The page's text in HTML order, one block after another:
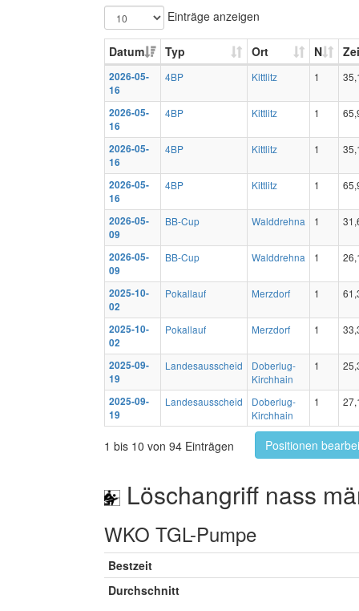
Einträge anzeigen
Datum Typ Ort N
2026-05-
16
4BP Kittlitz 1
2026-05-
16
4BP Kittlitz 1
2026-05-
16
4BP Kittlitz 1
2026-05-
16
4BP Kittlitz 1
2026-05-
09
BB-Cup Walddrehna 1
2026-05-
09
BB-Cup Walddrehna 1
2025-10-
02
Pokallauf Merzdorf 1
2025-10-
02
Pokallauf Merzdorf 1
2025-09-
19
Landesausscheid
Doberlug-
Kirchhain
1
2025-09-
19
Landesausscheid
Doberlug-
Kirchhain
1
1 bis 10 von 94 Einträgen Positionen
Löschangriff nass
WKO TGL-Pumpe
Bestzeit
Durchschnitt